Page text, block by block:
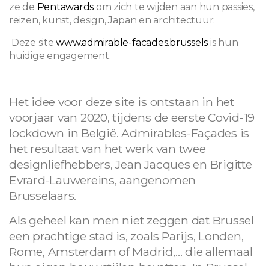
ze de Pentawards om zich te wijden aan hun passies,
reizen, kunst, design, Japan en architectuur.
Deze sitewww.admirable-facades.brussels is hun
huidige engagement.
Het idee voor deze site is ontstaan in het
voorjaar van 2020, tijdens de eerste Covid-19
lockdown in België. Admirables-Façades is
het resultaat van het werk van twee
designliefhebbers, Jean Jacques en Brigitte
Evrard-Lauwereins, aangenomen
Brusselaars.
Als geheel kan men niet zeggen dat Brussel
een prachtige stad is, zoals Parijs, Londen,
Rome, Amsterdam of Madrid,… die allemaal